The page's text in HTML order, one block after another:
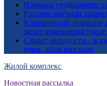
Названы ухудшающие
Россиян научили
Клинический психолог
мозге изменениях после
Секрет молодости – в
едим, объяснил врач
Жилой комплекс
Новостная рассылка